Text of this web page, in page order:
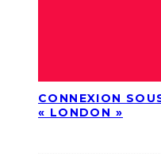
CONNEXION
« LONDON »